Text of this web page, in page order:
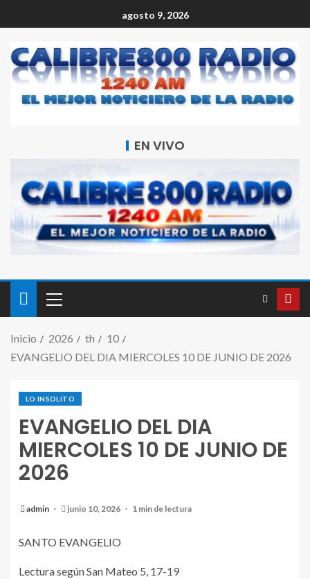
agosto 9, 2026
EN VIVO
Inicio 2026 th
10
EVANGELIO DEL DIA MIERCOLES 10 DE JUNIO DE 2026
LO INSOLITO
EVANGELIO DEL DIA
MIERCOLES 10 DE JUNIO DE
2026
admin junio 10, 2026 1 min de lectura
SANTO EVANGELIO
Lectura según San Mateo 5, 17-19